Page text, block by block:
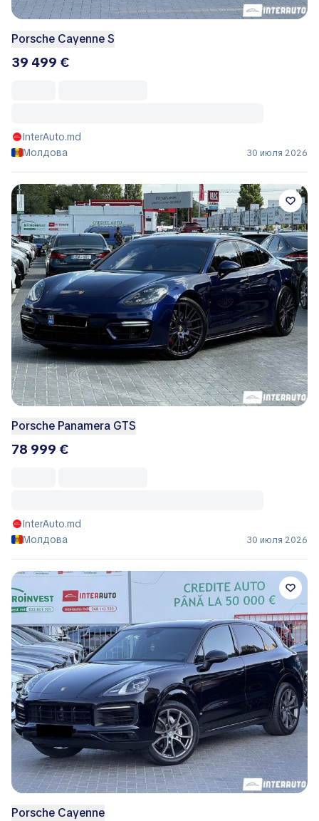
Porsche Cayenne S
39 499 €
InterAuto.md
Молдова
30 июля 2026
Porsche Panamera GTS
78 999 €
InterAuto.md
Молдова
30 июля 2026
Porsche Cayenne